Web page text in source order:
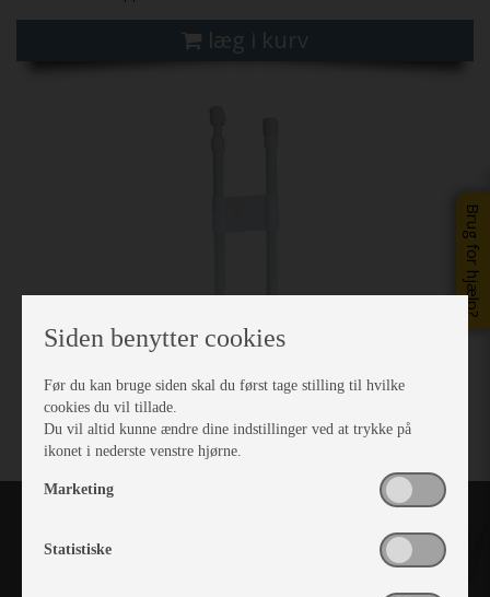
Brug for hjælp?
læg i kurv
Siden benytter cookies
Før du kan bruge siden skal du først tage stilling til hvilke
cookies du vil tillade.
Du vil altid kunne ændre dine indstillinger ved at trykke på
ikonet i nederste venstre hjørne.
Marketing
Statistiske